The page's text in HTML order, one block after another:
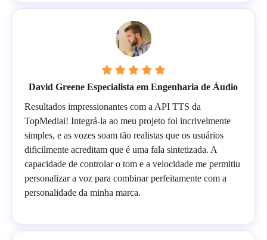
David Greene Especialista em Engenharia de Áudio
Resultados impressionantes com a API TTS da
TopMediai! Integrá-la ao meu projeto foi incrivelmente
simples, e as vozes soam tão realistas que os usuários
dificilmente acreditam que é uma fala sintetizada. A
capacidade de controlar o tom e a velocidade me permitiu
personalizar a voz para combinar perfeitamente com a
personalidade da minha marca.